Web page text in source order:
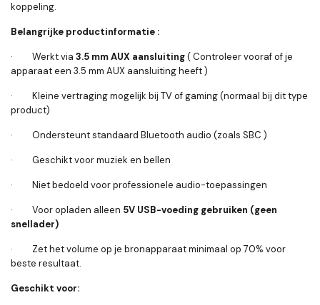
koppeling.
Belangrijke productinformatie :
· Werkt via 3.5 mm AUX aansluiting( Controleer vooraf of je
apparaat een 3.5 mm AUX aansluiting heeft )
· Kleine vertraging mogelijk bij TV of gaming (normaal bij dit type
product)
· Ondersteunt standaard Bluetooth audio (zoals SBC )
· Geschikt voor muziek en bellen
· Niet bedoeld voor professionele audio-toepassingen
· Voor opladen alleen 5V USB-voeding gebruiken (geen
snellader)
· Zet het volume op je bronapparaat minimaal op 70% voor
beste resultaat.
Geschikt voor: